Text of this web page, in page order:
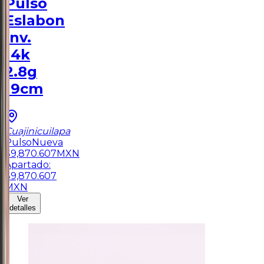
Pulso
Eslabon
Inv.
14k
2.8g
19cm
Cuajinicuilapa
Pulso Nueva
$9,870.607 MXN
Apartado:
$9,870.607
MXN
Ver
detalles